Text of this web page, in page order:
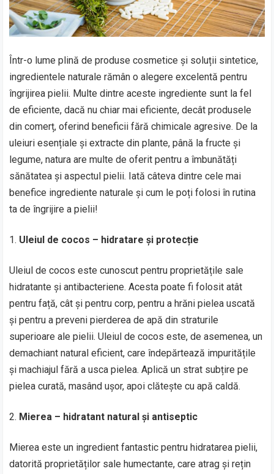
Într-o lume plină de produse cosmetice și soluții sintetice,
ingredientele naturale rămân o alegere excelentă pentru
îngrijirea pielii. Multe dintre aceste ingrediente sunt la fel
de eficiente, dacă nu chiar mai eficiente, decât produsele
din comerț, oferind beneficii fără chimicale agresive. De la
uleiuri esențiale și extracte din plante, până la fructe și
legume, natura are multe de oferit pentru a îmbunătăți
sănătatea și aspectul pielii. Iată câteva dintre cele mai
benefice ingrediente naturale și cum le poți folosi în rutina
ta de îngrijire a pielii!
Uleiul de cocos – hidratare și protecție
Uleiul de cocos este cunoscut pentru proprietățile sale
hidratante și antibacteriene. Acesta poate fi folosit atât
pentru față, cât și pentru corp, pentru a hrăni pielea uscată
și pentru a preveni pierderea de apă din straturile
superioare ale pielii. Uleiul de cocos este, de asemenea, un
demachiant natural eficient, care îndepărtează impuritățile
și machiajul fără a usca pielea. Aplică un strat subțire pe
pielea curată, masând ușor, apoi clătește cu apă caldă.
Mierea – hidratant natural și antiseptic
Mierea este un ingredient fantastic pentru hidratarea pielii,
datorită proprietăților sale humectante, care atrag și rețin